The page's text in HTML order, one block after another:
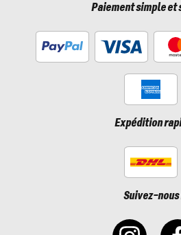
Paiement simple et
Expédition
Suivez-nous